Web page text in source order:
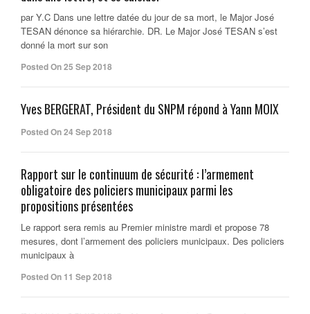
par Y.C Dans une lettre datée du jour de sa mort, le Major José
TESAN dénonce sa hiérarchie. DR. Le Major José TESAN s’est
donné la mort sur son
Posted On 25 Sep 2018
Yves BERGERAT, Président du SNPM répond à Yann MOIX
Posted On 24 Sep 2018
Rapport sur le continuum de sécurité : l’armement
obligatoire des policiers municipaux parmi les
propositions présentées
Le rapport sera remis au Premier ministre mardi et propose 78
mesures, dont l’armement des policiers municipaux. Des policiers
municipaux à
Posted On 11 Sep 2018